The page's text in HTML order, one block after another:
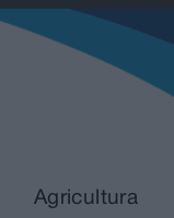
Agricultura